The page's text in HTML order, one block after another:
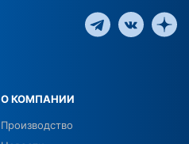
О КОМПАНИИ
Производство